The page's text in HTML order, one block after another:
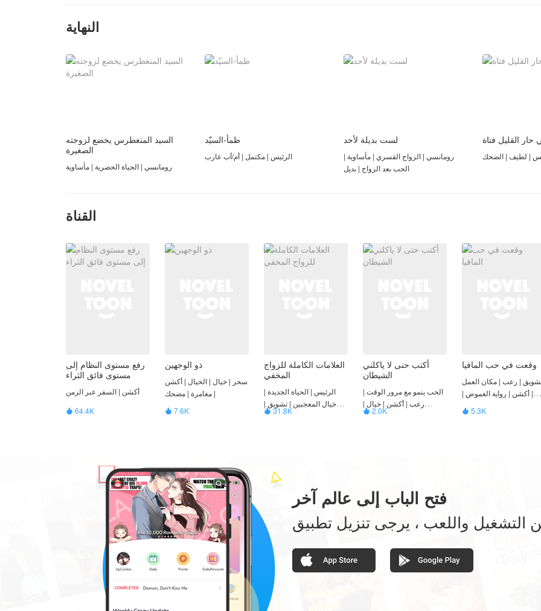
النهاية
السيد المتغطرس يخضع لزوجته
الصغيرة
رومانسي | الحياة الحضرية | مأساوية
ظمأ-السيّد
الرئيس | مكتمل | أم/أب عازب
لست بديلة لأحد
رومانسي | الزواج القسري | مأساوية |
الحب بعد الزواج | بديل
حار القليل فتاة
| لطيف | الضحك
القناة
رفع مستوى النظام إلى
مستوى فائق الثراء
أكشن | السفر عبر الزمن
 64.4K
ذو الوجهين
سحر | خيال | الخيال | أكشن
| مغامرة | مضحك
 7.6K
العلامات الكاملة للزواج
المخفي
الرئيس | الحياة الجديدة |
خيال المعجبين | تشويق |
أكشن | رومانسي
 31.8K
أكتب حتى لا ياكلني
الشيطان
الحب ينمو مع مرور الوقت |
رعب | أكشن | خيال |
رومنسية حلوة
 2.0K
وقعت في حب المافيا
| رعب | مكان العمل
| أكشن | رواية الغموض |
رومانسي
 5.3K
فتح الباب إلى عالم آخر